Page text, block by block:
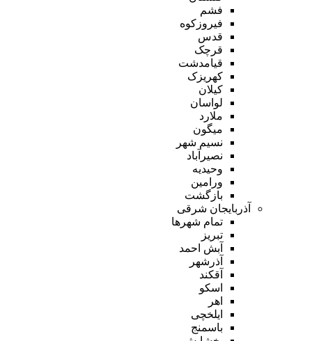
فشم
فیروزکوه
قدس
قرچک
قیامدشت
کهریزک
کیلان
لواسان
ملارد
میگون
نسیم شهر
نصیرآباد
وحیدیه
ورامین
بازگشت
آذربایجان شرقی
تمام شهر‌ها
تبریز
آبش احمد
آذرشهر
آقکند
اسکو
اهر
ایلخچی
باسمنج